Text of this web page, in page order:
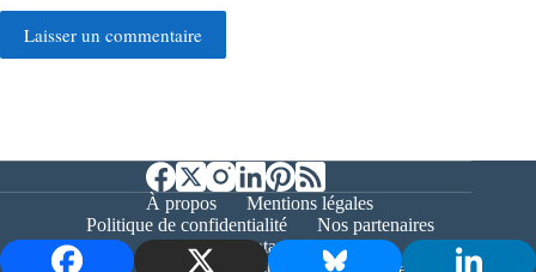
Laisser un commentaire
À propos
Mentions légales
Politique de confidentialité
Nos partenaires
Contact